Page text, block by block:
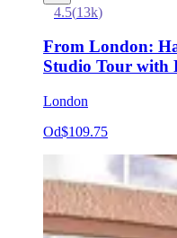
4.5(13k)
From London:
Studio Tour with
London
Od$109.75